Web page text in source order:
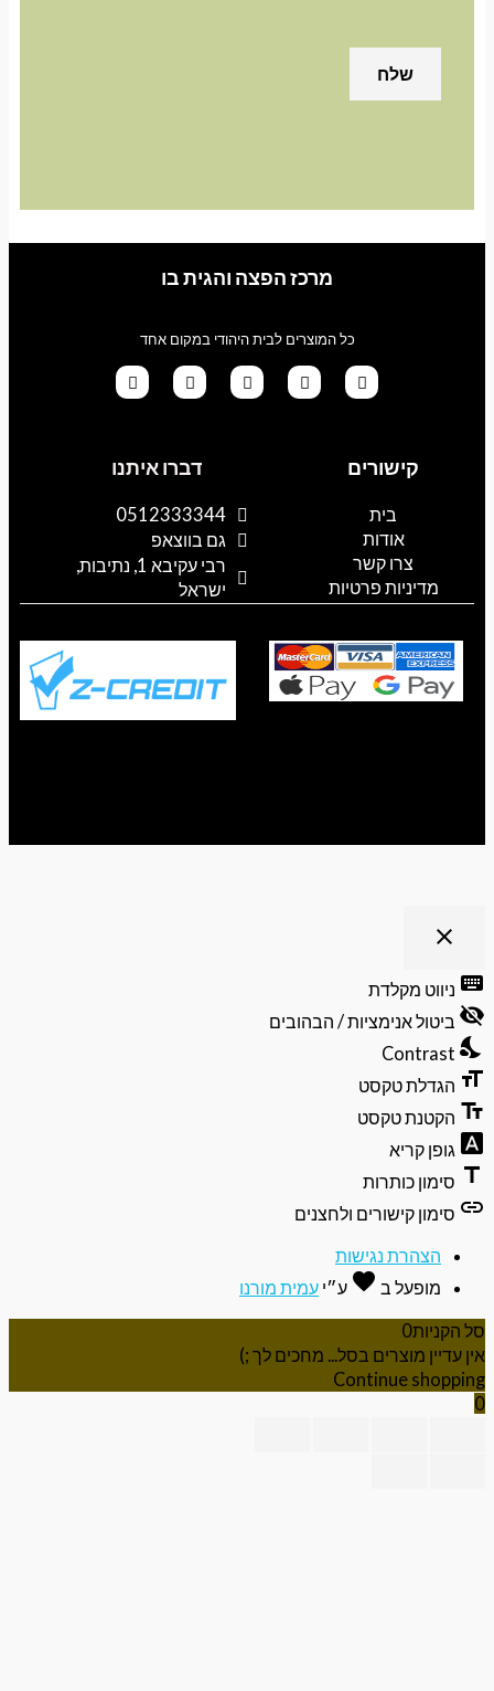
מרכז הפצה והגית בו
כל המוצרים לבית היהודי במקום אחד
a
s
a
p
p
o
k
o
l
e
קישורים
בית
אודות
צרו קשר
מדיניות פרטיות
דברו איתנו
0512333344
גם בווצאפ
רבי עקיבא 1, נתיבות,
ישראל
close
וסגירה
של
תפריט
הנגישות
ניווט מקלדת
ביטול אנימציות / הבהובים
Contrast
הגדלת טקסט
הקטנת טקסט
גופן קריא
סימון כותרות
סימון קישורים ולחצנים
הצהרת נגישות
מופעל בfavoriteאהבה
ע״יעמית מורנו
הקניות0
עדיין מוצרים בסל... מחכים לך ;)
Continue